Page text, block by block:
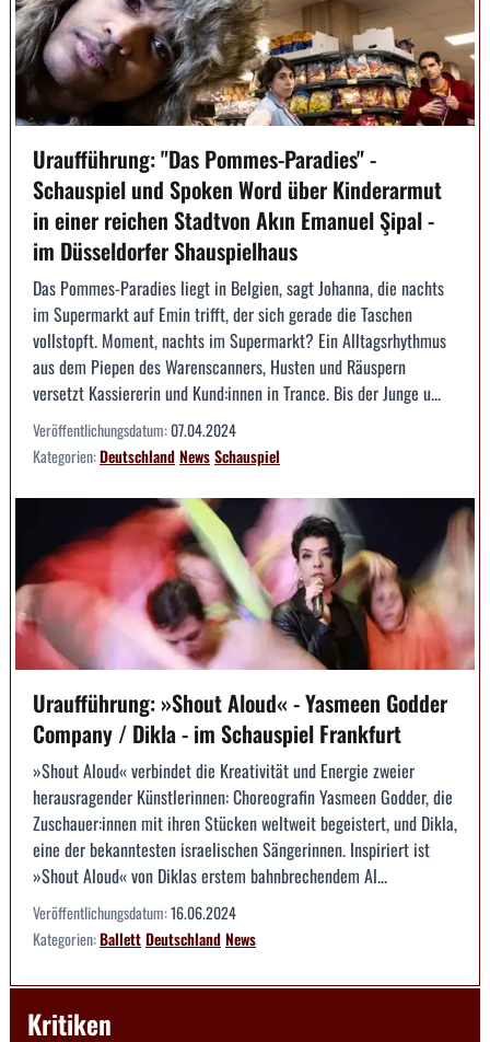
Uraufführung: "Das Pommes-Paradies" -
Schauspiel und Spoken Word über Kinderarmut
in einer reichen Stadtvon Akın Emanuel Şipal -
im Düsseldorfer Shauspielhaus
Das Pommes-Paradies liegt in Belgien, sagt Johanna, die nachts
im Supermarkt auf Emin trifft, der sich gerade die Taschen
vollstopft. Moment, nachts im Supermarkt? Ein Alltagsrhythmus
aus dem Piepen des Warenscanners, Husten und Räuspern
versetzt Kassiererin und Kund:innen in Trance. Bis der Junge u...
Veröffentlichungsdatum:07.04.2024
Kategorien:DeutschlandNewsSchauspiel
Uraufführung: »Shout Aloud« - Yasmeen Godder
Company / Dikla - im Schauspiel Frankfurt
»Shout Aloud« verbindet die Kreativität und Energie zweier
herausragender Künstlerinnen: Choreografin Yasmeen Godder, die
Zuschauer:innen mit ihren Stücken weltweit begeistert, und Dikla,
eine der bekanntesten israelischen Sängerinnen. Inspiriert ist
»Shout Aloud« von Diklas erstem bahnbrechendem Al...
Veröffentlichungsdatum:16.06.2024
Kategorien:BallettDeutschlandNews
Kritiken